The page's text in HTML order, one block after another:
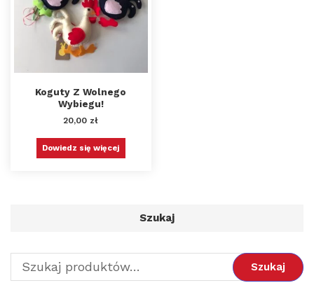
Koguty Z Wolnego
Wybiegu!
20,00 zł
Dowiedz się więcej
Szukaj
Szukaj